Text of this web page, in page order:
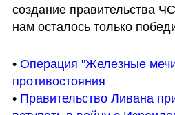
создание правительства
нам осталось только
• Операция "Железные
противостояния
• Правительство Ливана